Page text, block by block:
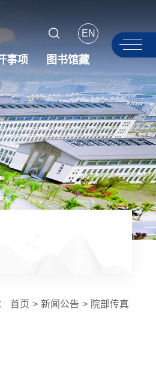
EN
事项 图书馆藏
首页 > 新闻公告 > 院部传真